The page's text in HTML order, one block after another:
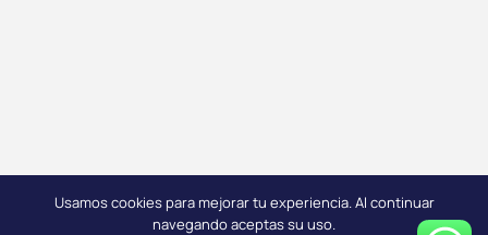
Usamos cookies para mejorar tu experiencia. Al continuar
navegando aceptas su uso.